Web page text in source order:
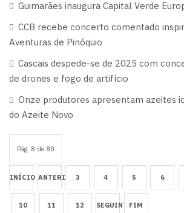
Guimarães inaugura Capital Verde
CCB recebe concerto comentado
Aventuras de Pinóquio
Cascais despede-se de 2025 com
de drones e fogo de artifício
Onze produtores apresentam azeites
do Azeite Novo
Pág. 8 de 80
INÍCIO ANTERIOR 3 4 5 6
10 11 12 SEGUINTEFIM